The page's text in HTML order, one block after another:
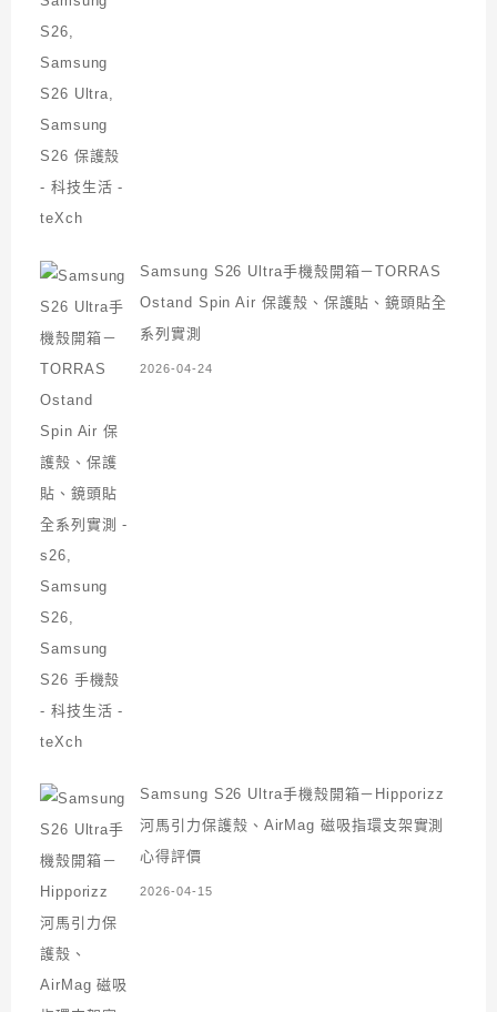
Samsung S26 Ultra手機殼開箱－TORRAS
Ostand Spin Air 保護殼、保護貼、鏡頭貼全
系列實測
2026-04-24
Samsung S26 Ultra手機殼開箱－Hipporizz
河馬引力保護殼、AirMag 磁吸指環支架實測
心得評價
2026-04-15